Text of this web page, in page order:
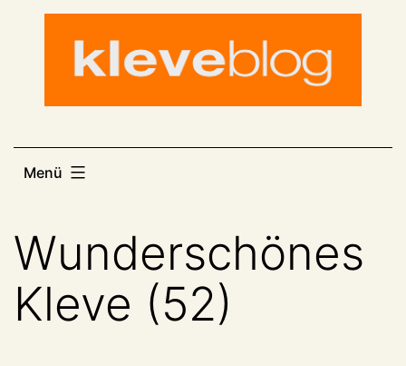
Menü
Wunderschönes
Kleve (52)